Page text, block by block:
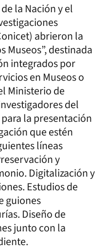
la Nación y el
abrieron la
Museos”, destinada
integrados por
en Museos o
Ministerio de
del
la presentación
que estén
líneas
y
Digitalización y
Estudios de
guiones
Diseño de
junto con la